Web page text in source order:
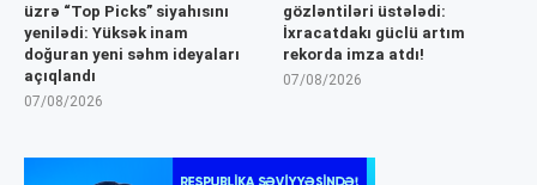
üzrə “Top Picks” siyahısını
yenilədi: Yüksək inam
doğuran yeni səhm ideyaları
açıqlandı
07/08/2026
gözləntiləri üstələdi:
İxracatdakı güclü artım
rekorda imza atdı!
07/08/2026